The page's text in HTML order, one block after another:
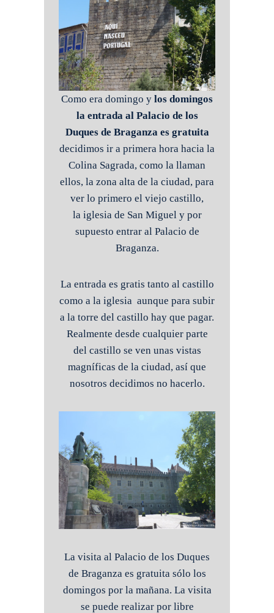
Como era domingo y los domingos
la entrada al Palacio de los
Duques de Braganza es gratuita
decidimos ir a primera hora hacia la
Colina Sagrada, como la llaman
ellos, la zona alta de la ciudad, para
ver lo primero el viejo castillo,
la iglesia de San Miguel y por
supuesto entrar al Palacio de
Braganza.
La entrada es gratis tanto al castillo
como a la iglesia aunque para subir
a la torre del castillo hay que pagar.
Realmente desde cualquier parte
del castillo se ven unas vistas
magníficas de la ciudad, así que
nosotros decidimos no hacerlo.
La visita al Palacio de los Duques
de Braganza es gratuita sólo los
domingos por la mañana. La visita
se puede realizar por libre